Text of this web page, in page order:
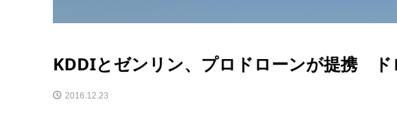
KDDIとゼンリン、プロドローンが提携 ド
2016.12.23